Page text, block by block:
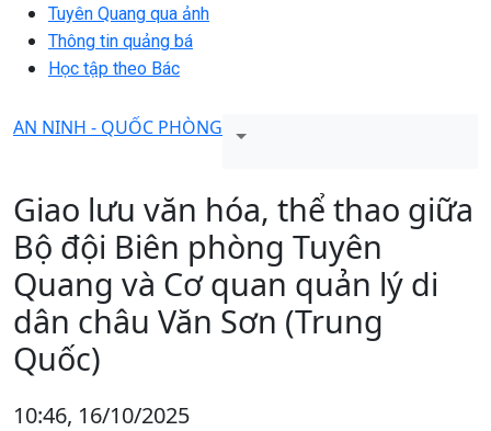
Tuyên Quang qua ảnh
Thông tin quảng bá
Học tập theo Bác
AN NINH - QUỐC PHÒNG
Giao lưu văn hóa, thể thao giữa
Bộ đội Biên phòng Tuyên
Quang và Cơ quan quản lý di
dân châu Văn Sơn (Trung
Quốc)
10:46, 16/10/2025